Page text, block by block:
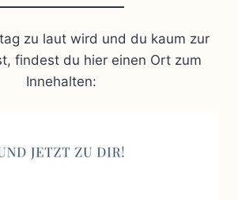
zu laut wird und du kaum zur
findest du hier einen Ort zum
Innehalten: